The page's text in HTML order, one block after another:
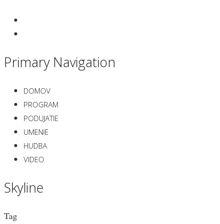
Primary Navigation
DOMOV
PROGRAM
PODUJATIE
UMENIE
HUDBA
VIDEO
Skyline
Tag